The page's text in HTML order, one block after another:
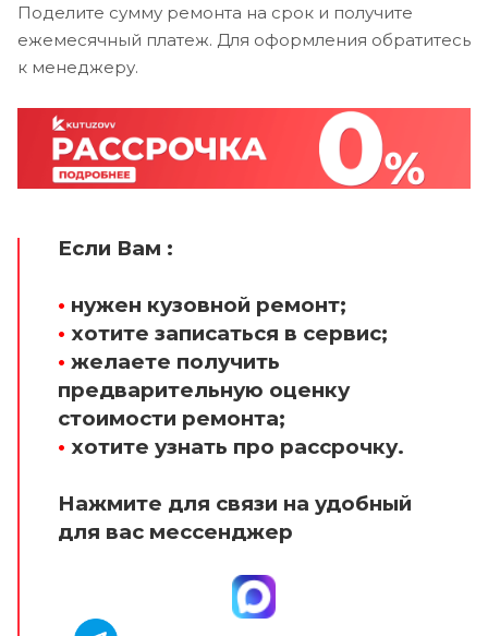
Поделите сумму ремонта на срок и получите
ежемесячный платеж. Для оформления обратитесь
к менеджеру.
Если Вам :
• нужен кузовной ремонт;
• хотите записаться в сервис;
• желаете получить
предварительную оценку
стоимости ремонта;
• хотите узнать про рассрочку.
Нажмите для связи на удобный
для вас мессенджер